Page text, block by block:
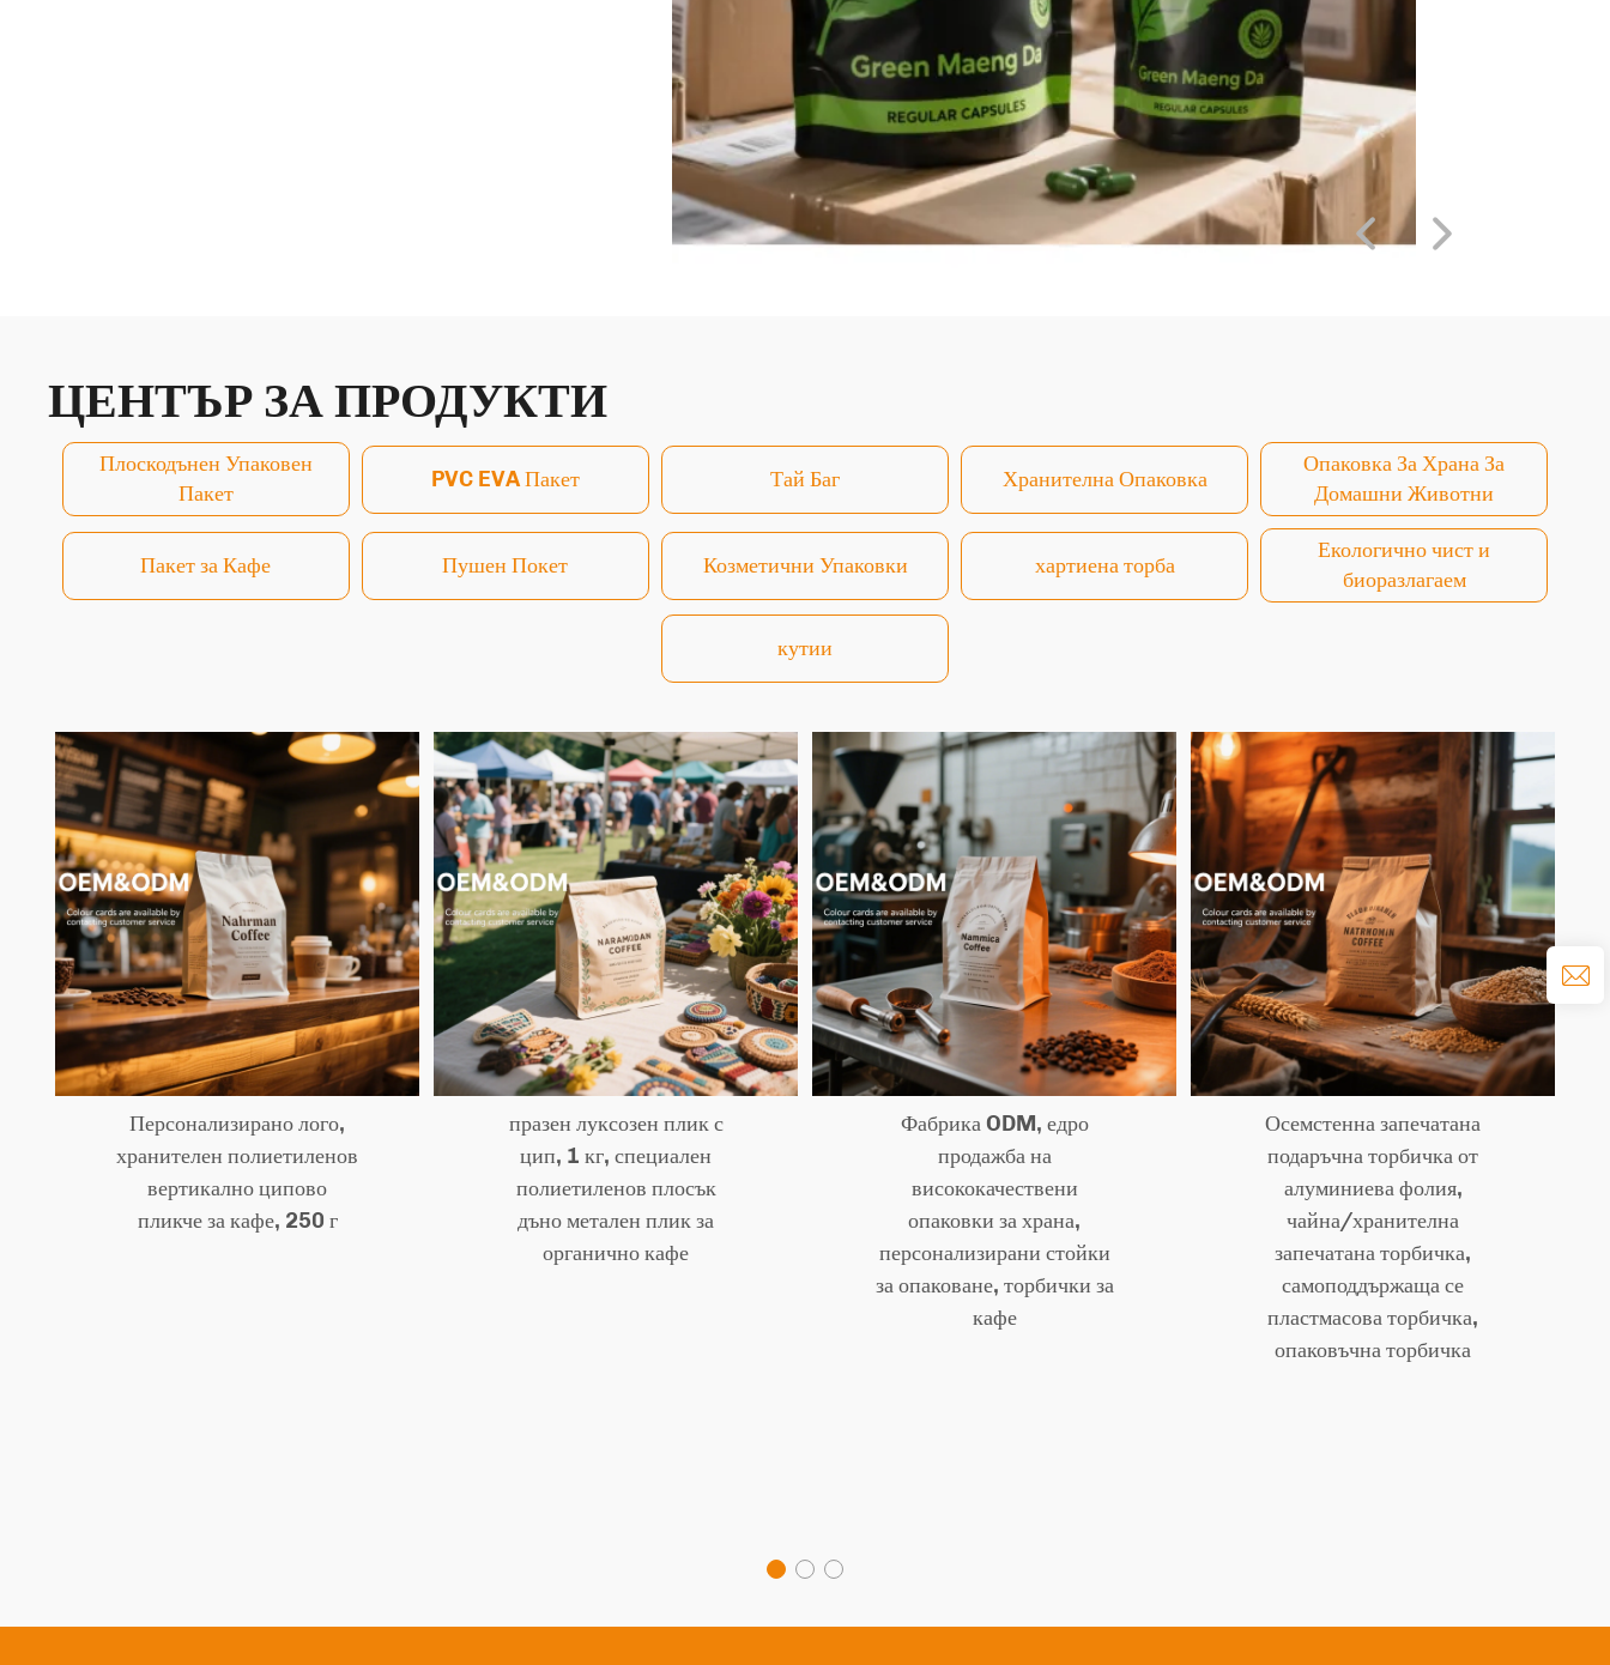
ЦЕНТЪР ЗА ПРОДУКТИ
Плоскодънен Упаковен
Пакет
PVC EVA Пакет Тай Баг Хранителна Опаковка
Опаковка За Храна За
Домашни Животни
Пакет за Кафе Пушен Покет Козметични Упаковки хартиена торба
Екологично чист и
биоразлагаем
кутии
Персонализирано лого,
хранителен полиетиленов
вертикално ципово
пликче за кафе, 250 г
празен луксозен плик с
цип, 1 кг, специален
полиетиленов плосък
дъно метален плик за
органично кафе
Фабрика ODM, едро
продажба на
висококачествени
опаковки за храна,
персонализирани стойки
за опаковане, торбички за
кафе
Осемстенна запечатана
подаръчна торбичка от
алуминиева фолия,
чайна/хранителна
запечатана торбичка,
самоподдържаща се
пластмасова торбичка,
опаковъчна торбичка